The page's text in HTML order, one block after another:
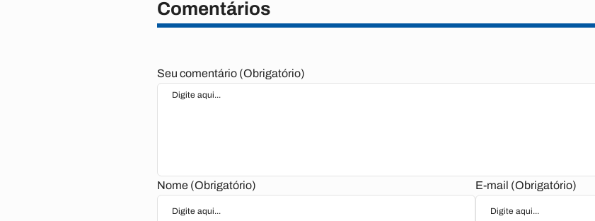
Comentários
Seu comentário (Obrigatório)
Nome (Obrigatório) E-mail (Obrigatório)